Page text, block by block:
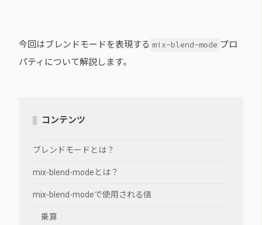
今回はブレンドモードを表現する mix-blend-mode プロ
パティについて解説します。
コンテンツ
ブレンドモードとは？
mix-blend-modeとは？
mix-blend-modeで使用される値
乗算